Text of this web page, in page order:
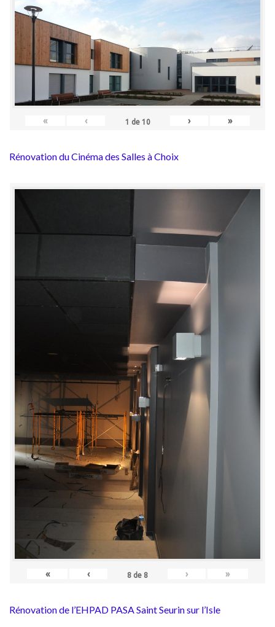
« ‹ 1 de 10 › »
Rénovation du Cinéma des Salles à Choix
« ‹ 8 de 8 › »
Rénovation de l’EHPAD PASA Saint Seurin sur l’Isle